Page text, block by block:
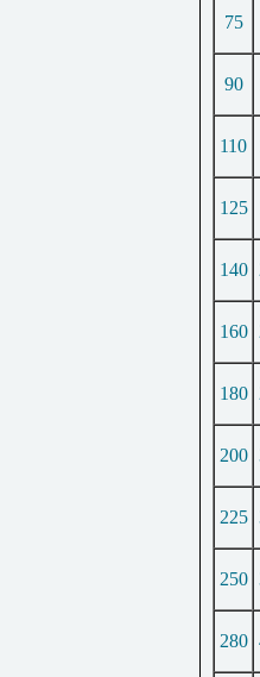
75
90
110
125
140
160
180
200
225
250
280